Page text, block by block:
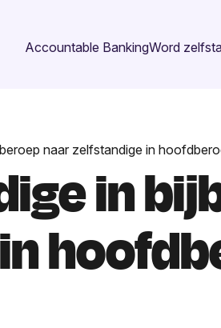
Accountable BankingWord
naar zelfstandige in
in